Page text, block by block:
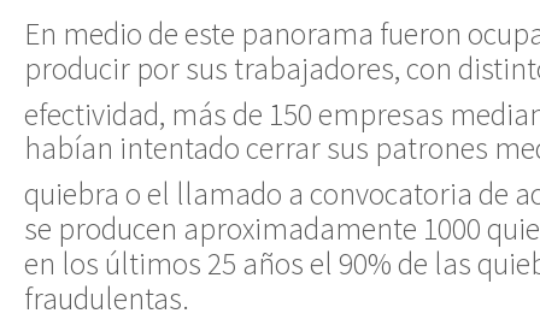
En medio de este panorama fueron
producir por sus trabajadores, con
efectividad, más de 150 empresas
habían intentado cerrar sus patrones
quiebra o el llamado a convocatoria de
se producen aproximadamente 1000
en los últimos 25 años el 90% de las
fraudulentas.